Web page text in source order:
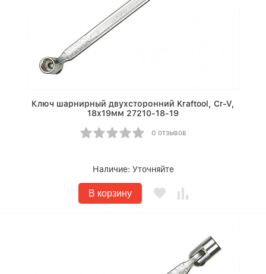
Ключ шарнирный двухсторонний Kraftool, Cr-V,
18х19мм 27210-18-19
0 отзывов
Наличие: Уточняйте
В корзину